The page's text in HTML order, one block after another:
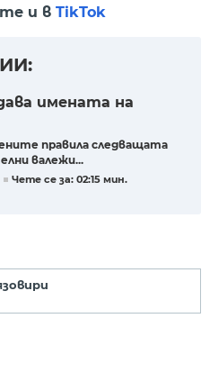
и в TikTok
имената на
правила следващата
валежи...
Чете се за: 02:15 мин.